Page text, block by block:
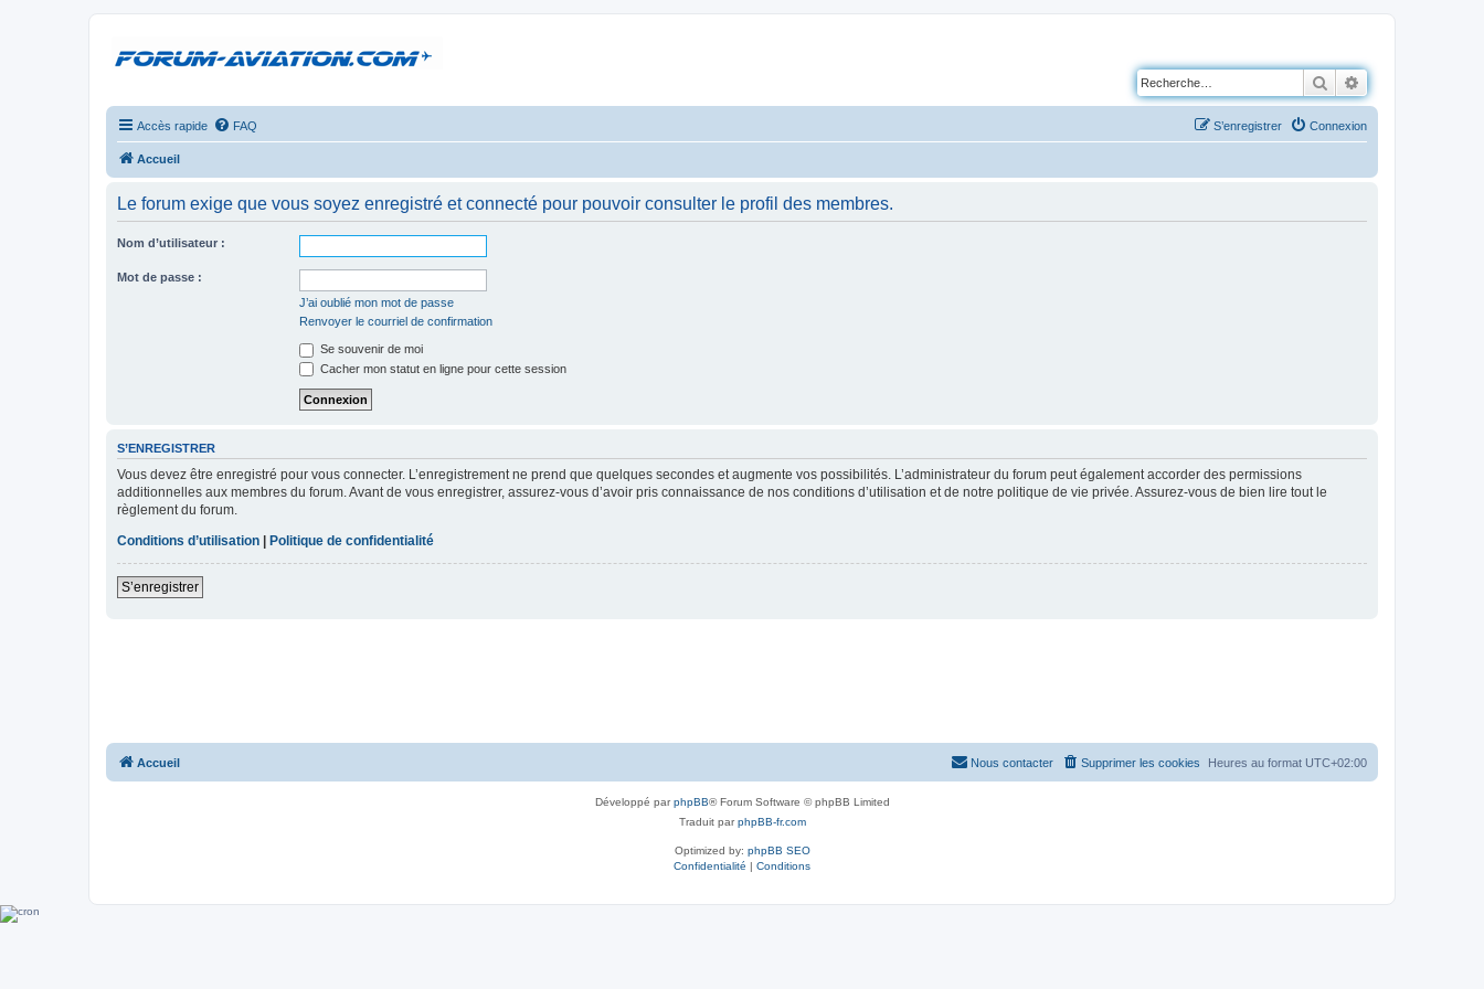
Rechercher
Accès rapide FAQ Connexion
S’enregistrer
Accueil
Le forum exige que vous soyez enregistré et connecté pour pouvoir consulter le profil des membres.
Nom d’utilisateur :
Mot de passe :
J’ai oublié mon mot de passe
Renvoyer le courriel de confirmation
Se souvenir de moi
Cacher mon statut en ligne pour cette session
S’ENREGISTRER
Vous devez être enregistré pour vous connecter. L’enregistrement ne prend que quelques secondes et augmente vos possibilités. L’administrateur du forum peut également accorder des permissions
additionnelles aux membres du forum. Avant de vous enregistrer, assurez-vous d’avoir pris connaissance de nos conditions d’utilisation et de notre politique de vie privée. Assurez-vous de bien lire tout le
règlement du forum.
Conditions d’utilisation | Politique de confidentialité
S’enregistrer
Accueil Heures au format UTC+02:00
Supprimer les cookies
Nous contacter
Développé parphpBB® Forum Software © phpBB Limited
Traduit parphpBB-fr.com
Optimized by: phpBB SEO
Confidentialité | Conditions